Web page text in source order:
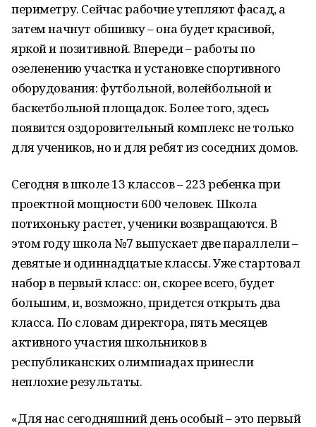
периметру. Сейчас рабочие утепляют фасад, а
затем начнут обшивку – она будет красивой,
яркой и позитивной. Впереди – работы по
озеленению участка и установке спортивного
оборудования: футбольной, волейбольной и
баскетбольной площадок. Более того, здесь
появится оздоровительный комплекс не только
для учеников, но и для ребят из соседних домов.
Сегодня в школе 13 классов – 223 ребенка при
проектной мощности 600 человек. Школа
потихоньку растет, ученики возвращаются. В
этом году школа №7 выпускает две параллели –
девятые и одиннадцатые классы. Уже стартовал
набор в первый класс: он, скорее всего, будет
большим, и, возможно, придется открыть два
класса. По словам директора, пять месяцев
активного участия школьников в
республиканских олимпиадах принесли
неплохие результаты.
«Для нас сегодняшний день особый – это первый